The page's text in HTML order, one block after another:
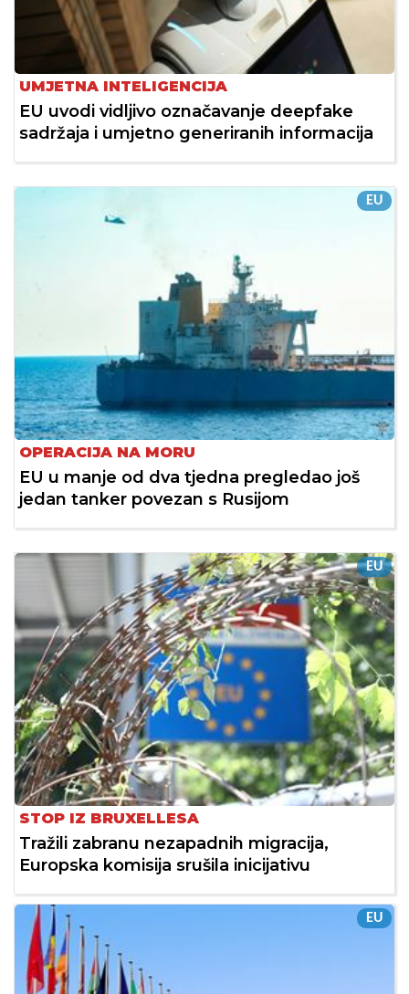
UMJETNA INTELIGENCIJA
EU uvodi vidljivo označavanje deepfake
sadržaja i umjetno generiranih informacija
EU
OPERACIJA NA MORU
EU u manje od dva tjedna pregledao još
jedan tanker povezan s Rusijom
EU
STOP IZ BRUXELLESA
Tražili zabranu nezapadnih migracija,
Europska komisija srušila inicijativu
EU